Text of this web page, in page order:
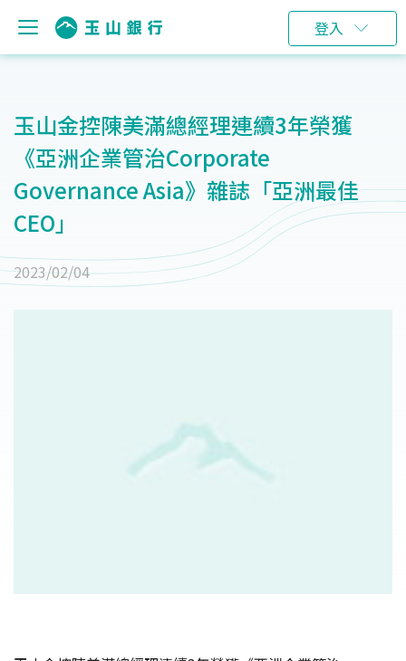
登入
玉山金控陳美滿總經理連續3年榮獲
《亞洲企業管治Corporate
Governance Asia》雜誌「亞洲最佳
CEO」
2023/02/04